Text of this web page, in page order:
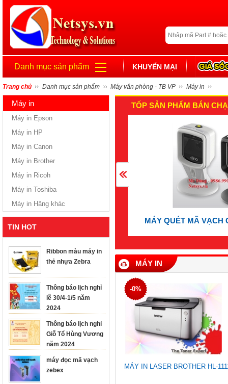
Danh mục sản phẩm KHUYẾN MẠI
Trang chủ Danh mục sản phẩm Máy văn phòng - TB VP Máy in
Máy in
Máy in Epson
Máy in HP
Máy in Canon
Máy in Brother
Máy in Ricoh
Máy in Toshiba
Máy in Hãng khác
TIN HOT
Ribbon màu máy in
thẻ nhựa Zebra
Thông báo lịch nghỉ
lễ 30/4-1/5 năm
2024
Thông báo lịch nghỉ
Giỗ Tổ Hùng Vương
năm 2024
máy đọc mã vạch
zebex
TỐP SẢN PHẨM BÁN
MÁY QUÉT MÃ VẠCH
MÁY IN
-0%
MÁY IN LASER BROTHER HL-